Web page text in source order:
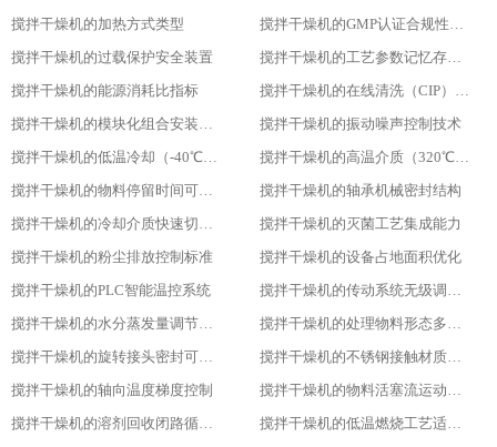
搅拌干燥机的加热方式类型
搅拌干燥机的GMP认证合规性设计
搅拌干燥机的过载保护安全装置
搅拌干燥机的工艺参数记忆存储功能
搅拌干燥机的能源消耗比指标
搅拌干燥机的在线清洗（CIP）功能
搅拌干燥机的模块化组合安装方式
搅拌干燥机的振动噪声控制技术
搅拌干燥机的低温冷却（-40℃）适用性
搅拌干燥机的高温介质（320℃）耐受性
搅拌干燥机的物料停留时间可调性
搅拌干燥机的轴承机械密封结构
搅拌干燥机的冷却介质快速切换设计
搅拌干燥机的灭菌工艺集成能力
搅拌干燥机的粉尘排放控制标准
搅拌干燥机的设备占地面积优化
搅拌干燥机的PLC智能温控系统
搅拌干燥机的传动系统无级调速功能
搅拌干燥机的水分蒸发量调节能力
搅拌干燥机的处理物料形态多样性
搅拌干燥机的旋转接头密封可靠性
搅拌干燥机的不锈钢接触材质防腐性
搅拌干燥机的轴向温度梯度控制
搅拌干燥机的物料活塞流运动特性
搅拌干燥机的溶剂回收闭路循环系统
搅拌干燥机的低温燃烧工艺适用性